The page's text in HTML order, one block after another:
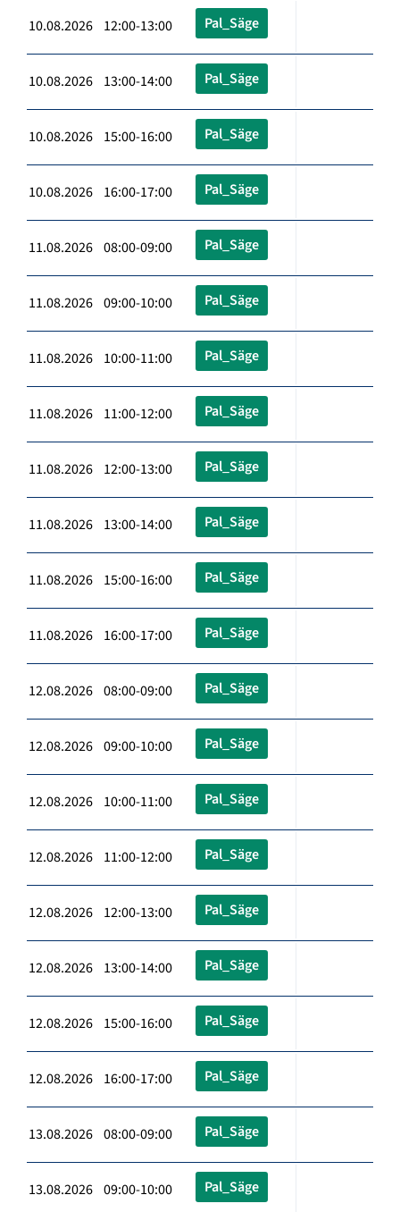
10.08.2026 12:00-13:00 Pal_Säge
10.08.2026 13:00-14:00 Pal_Säge
10.08.2026 15:00-16:00 Pal_Säge
10.08.2026 16:00-17:00 Pal_Säge
11.08.2026 08:00-09:00 Pal_Säge
11.08.2026 09:00-10:00 Pal_Säge
11.08.2026 10:00-11:00 Pal_Säge
11.08.2026 11:00-12:00 Pal_Säge
11.08.2026 12:00-13:00 Pal_Säge
11.08.2026 13:00-14:00 Pal_Säge
11.08.2026 15:00-16:00 Pal_Säge
11.08.2026 16:00-17:00 Pal_Säge
12.08.2026 08:00-09:00 Pal_Säge
12.08.2026 09:00-10:00 Pal_Säge
12.08.2026 10:00-11:00 Pal_Säge
12.08.2026 11:00-12:00 Pal_Säge
12.08.2026 12:00-13:00 Pal_Säge
12.08.2026 13:00-14:00 Pal_Säge
12.08.2026 15:00-16:00 Pal_Säge
12.08.2026 16:00-17:00 Pal_Säge
13.08.2026 08:00-09:00 Pal_Säge
13.08.2026 09:00-10:00 Pal_Säge